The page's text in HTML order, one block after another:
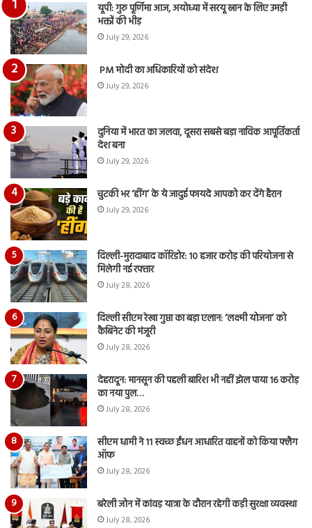
यूपी: गुरु पूर्णिमा आज, अयोध्या में सरयू स्नान के लिए उमड़ी
भक्तों की भीड़
July 29, 2026
PM मोदी का अधिकारियों को संदेश
July 29, 2026
दुनिया में भारत का जलवा, दूसरा सबसे बड़ा नाविक आपूर्तिकर्ता
देश बना
July 29, 2026
चुटकी भर ‘हींग’ के ये जादुई फायदे आपको कर देंगे हैरान
July 29, 2026
दिल्ली-मुरादाबाद कॉरिडोर: 10 हजार करोड़ की परियोजना से
मिलेगी नई रफ्तार
July 28, 2026
दिल्ली सीएम रेखा गुप्ता का बड़ा एलान: ‘लक्ष्मी योजना’ को
कैबिनेट की मंजूरी
July 28, 2026
देहरादून: मानसून की पहली बारिश भी नहीं झेल पाया 16 करोड़
का नया पुल…
July 28, 2026
सीएम धामी ने 11 स्वच्छ ईंधन आधारित वाहनों को किया फ्लैग
ऑफ
July 28, 2026
बरेली जोन में कांवड़ यात्रा के दौरान रहेगी कड़ी सुरक्षा व्यवस्था
July 28, 2026